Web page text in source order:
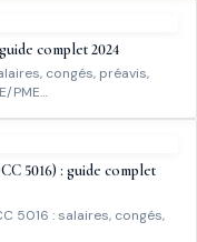
complet 2024
congés, préavis,
PME…
5016) : guide complet
5016 : salaires, congés,